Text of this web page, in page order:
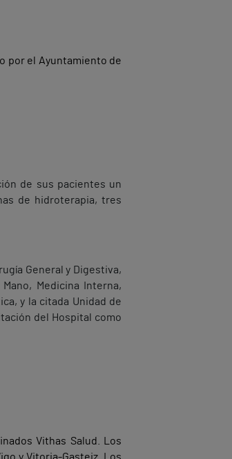
por el Ayuntamiento de
de sus pacientes un
de hidroterapia, tres
General y Digestiva,
Medicina Interna,
y la citada Unidad de
del Hospital como
Vithas Salud. Los